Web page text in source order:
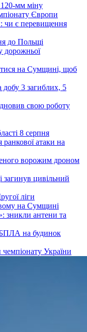
мм міну
Європи
чи є перевищення
до Польщі
дорожньої
на Сумщині, щоб
добу 3 загиблих, 5
свою роботу
8 серпня
атаки на
ворожим дроном
загинув цивільний
ліги
на Сумщині
зникли антени та
БПЛА на будинок
України